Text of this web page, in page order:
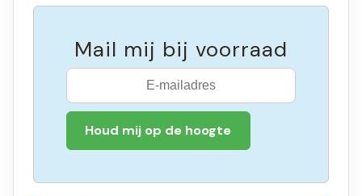
Mail mij bij voorraad
Houd mij op de hoogte